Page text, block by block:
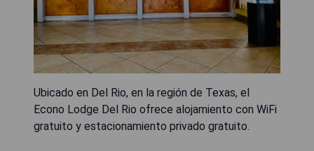
Ubicado en Del Rio, en la región de Texas, el
Econo Lodge Del Rio ofrece alojamiento con WiFi
gratuito y estacionamiento privado gratuito.